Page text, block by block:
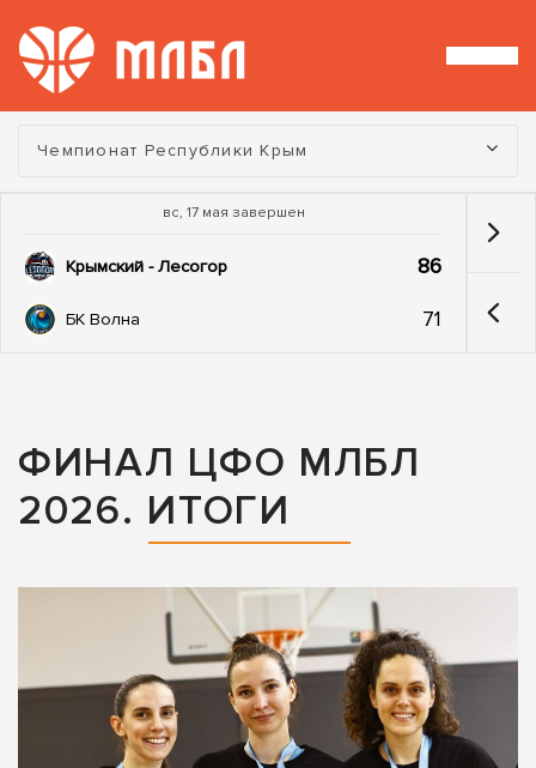
Турнир:
Чемпионат Республики Крым
вс, 17 мая завершен
Крымский - Лесогор 86
БК Волна 71
ФИНАЛ ЦФО МЛБЛ
2026. ИТОГИ